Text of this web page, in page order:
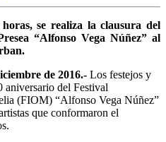
se realiza la clausura del
“Alfonso Vega Núñez” al
de 2016.- Los festejos y
aniversario del Festival
(FIOM) “Alfonso Vega Núñez”
que conformaron el